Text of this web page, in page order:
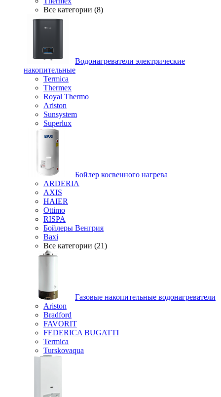
Все категории (8)
Водонагреватели электрические
накопительные
Termica
Thermex
Royal Thermo
Ariston
Sunsystem
Superlux
Бойлер косвенного нагрева
ARDERIA
AXIS
HAIER
Ottimo
RISPA
Бойлеры Венгрия
Baxi
Все категории (21)
Газовые накопительные водонагреватели
Ariston
Bradford
FAVORIT
FEDERICA BUGATTI
Termica
Turskovaqua